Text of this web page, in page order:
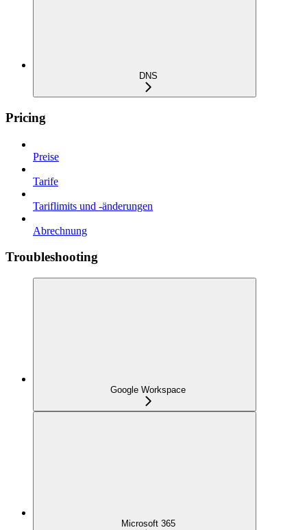
DNS
Pricing
Preise
Tarife
Tariflimits und -änderungen
Abrechnung
Troubleshooting
Google Workspace
Microsoft 365